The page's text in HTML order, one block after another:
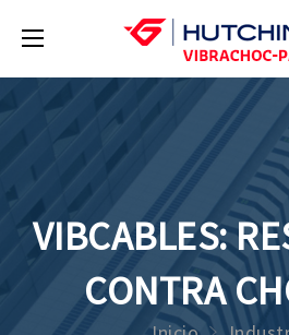
VIBCABLES:
CONTRA